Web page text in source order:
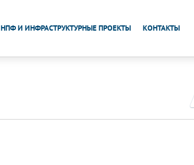
НПФ И ИНФРАСТРУКТУРНЫЕ ПРОЕКТЫ КОНТАКТЫ